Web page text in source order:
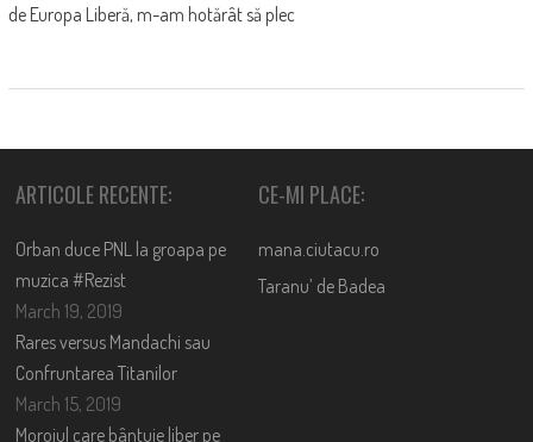
de Europa Liberă, m-am hotărât să plec
ARTICOLE RECENTE:
Orban duce PNL la groapa pe
muzica #Rezist
March 19, 2019
Rares versus Mandachi sau
Confruntarea Titanilor
March 15, 2019
Moroiul care bântuie liber pe
CE-MI PLACE:
mana.ciutacu.ro
Taranu’ de Badea